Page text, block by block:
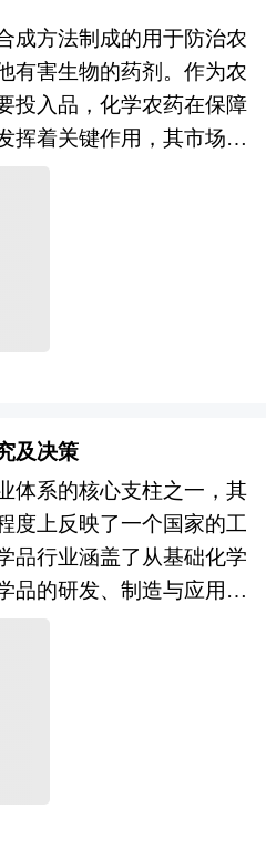
据了国家统计局、国家商
院发展研究中心、中国沥
业研究院、全国及海外多
研究机构公布和提供的大
五”经济和社会运行和成
游行业发展状况、行业供
深入研究，并重点分析了
特点，以及“十四五”中国
行业的区域发展状况与竞
”全球及中国沥青行业发
析和预测，并对沥青行业
经营企业，科研、投资机
得的精品研究报告。
主要依据了国家统计局、
、国家经济信息中心、国
商业信息中心、中国经济
行业运行数据为基础，验
对短纤维材料行业进行了
纤维材料相关企业的调查
行业发展现状与前景、市
水平与企业发展、投资策
与规划建议等进行深入研
材料行业的前景与风险。
情报信息及科学的决策依
也具有极大的参考价值。
智能化、自动化程度不断
提高了生产效率。 新能
快速发展，使锂电池隔膜
求扩大，氢燃料电池领域
。膜技术在污水处理、废
泛深入，尤其在工业废水
标改造中作用重大，助力
。 近年来，中国相继出
膜产业发展。例如，2024
于进一步全面深化改革
》，指出完善推动新一代
市场地域分布看，工业
区对膜的需求巨大，京津
山东的水处理产业规模处
程已经被当地的大型膜企
技术在工业领域应用的定
化、工艺单一、可复制性
理领域应用；而小型膜技
的工业废水废液资源化项
一些简单的单体设备处理
中研普华咨询公司领衔
调研基础上，主要依据国
成方法制成的用于防治农
有害生物的药剂。作为农
投入品，化学农药在保障
挥着关键作用，其市场发
化学农药行业在市场需
发展态势。然而，随着国
展的重视，相关政策不断
着新的机遇与挑战。一方
使农药行业向绿色化转
学农药的工艺流程，加强
农药市场形成了替代效
在农药市场中占据主导地
研普华咨询公司领衔撰
研基础上，主要依据了国
国家发改委、国家经济信
中心、国家海关总署、全
济景气监测中心、中国行
刊杂志的基础信息、化学
和提供的大量资料以及对
得的大量第一手数据，对
状况、供需状况、竞争格
等进行了分析。报告重点
及决策
体系的核心支柱之一，其
度上反映了一个国家的工
品行业涵盖了从基础化学
品的研发、制造与应用，
，是支撑现代社会发展不
并购包括兼并与收购。
司所有权的形式，一家或
任不需经过清算都转移为
部资产与责任的另一公司
运行。公司收购则是指一